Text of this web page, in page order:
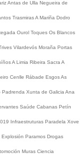
Antas de Ulla Negueira de
TrasmirasA Mariña Dodro
Ourol Toques Os Blancos
Vilardevós Moraña Portas
A Limia Ribeira Sacra A
Cenlle Rábade EsgosAs
Padrenda Xunta de Galicia Ana
Saúde Cabanas Petín
Infraestruturas Paradela Xove
Explosión Paramos Drogas
Muras Ciencia